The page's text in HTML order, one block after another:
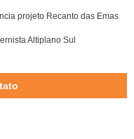
projeto Recanto das Emas
Altiplano Sul